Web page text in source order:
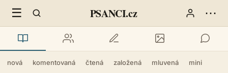
☰ PSANCI.cz ⋯
nová komentovaná čtená založená mluvená mini